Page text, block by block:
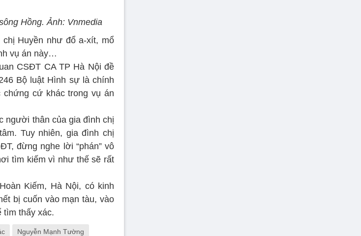
Hồng. Ảnh: Vnmedia
Huyền như đổ a-xít, mổ
vụ án này…
CSĐT CA TP Hà Nội đề
Bộ luật Hình sự là chính
cứ khác trong vụ án
người thân của gia đình chị
Tuy nhiên, gia đình chị
đừng nghe lời “phán” vô
tìm kiếm vì như thế sẽ rất
Kiếm, Hà Nội, có kinh
bị cuốn vào mạn tàu, vào
tìm thấy xác.
Nguyễn Mạnh Tường